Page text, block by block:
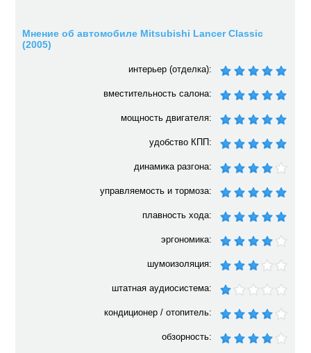
Мнение об автомобиле Mitsubishi Lancer Classic
(2005)
интерьер (отделка):
вместительность салона:
мощность двигателя:
удобство КПП:
динамика разгона:
управляемость и тормоза:
плавность хода:
эргономика:
шумоизоляция:
штатная аудиосистема:
кондиционер / отопитель:
обзорность: